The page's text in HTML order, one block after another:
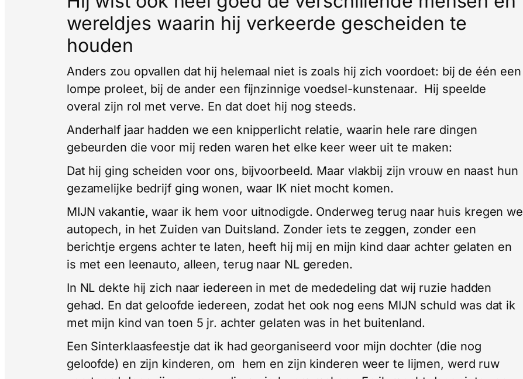
wereldjes waarin hij verkeerde gescheiden te
houden
Anders zou opvallen dat hij helemaal niet is zoals hij zich voordoet: bij de één een
lompe proleet, bij de ander een fijnzinnige voedsel-kunstenaar. Hij speelde
overal zijn rol met verve. En dat doet hij nog steeds.
Anderhalf jaar hadden we een knipperlicht relatie, waarin hele rare dingen
gebeurden die voor mij reden waren het elke keer weer uit te maken:
Dat hij ging scheiden voor ons, bijvoorbeeld. Maar vlakbij zijn vrouw en naast hun
gezamelijke bedrijf ging wonen, waar IK niet mocht komen.
MIJN vakantie, waar ik hem voor uitnodigde. Onderweg terug naar huis kregen we
autopech, in het Zuiden van Duitsland. Zonder iets te zeggen, zonder een
berichtje ergens achter te laten, heeft hij mij en mijn kind daar achter gelaten en
is met een leenauto, alleen, terug naar NL gereden.
In NL dekte hij zich naar iedereen in met de mededeling dat wij ruzie hadden
gehad. En dat geloofde iedereen, zodat het ook nog eens MIJN schuld was dat ik
met mijn kind van toen 5 jr. achter gelaten was in het buitenland.
Een Sinterklaasfeestje dat ik had georganiseerd voor mijn dochter (die nog
geloofde) en zijn kinderen, om hem en zijn kinderen weer te lijmen, werd ruw